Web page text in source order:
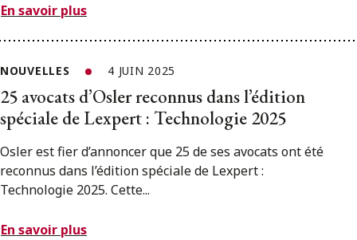
En savoir plus
NOUVELLES 4 JUIN 2025
25 avocats d’Osler reconnus dans l’édition
spéciale de Lexpert : Technologie 2025
Osler est fier d’annoncer que 25 de ses avocats ont été
reconnus dans l’édition spéciale de Lexpert :
Technologie 2025. Cette...
En savoir plus